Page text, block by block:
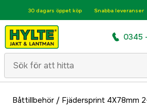
30 dagars öppet köp Snabba leveranser
0345
Båttillbehör/ Fjädersprint 4X78mm